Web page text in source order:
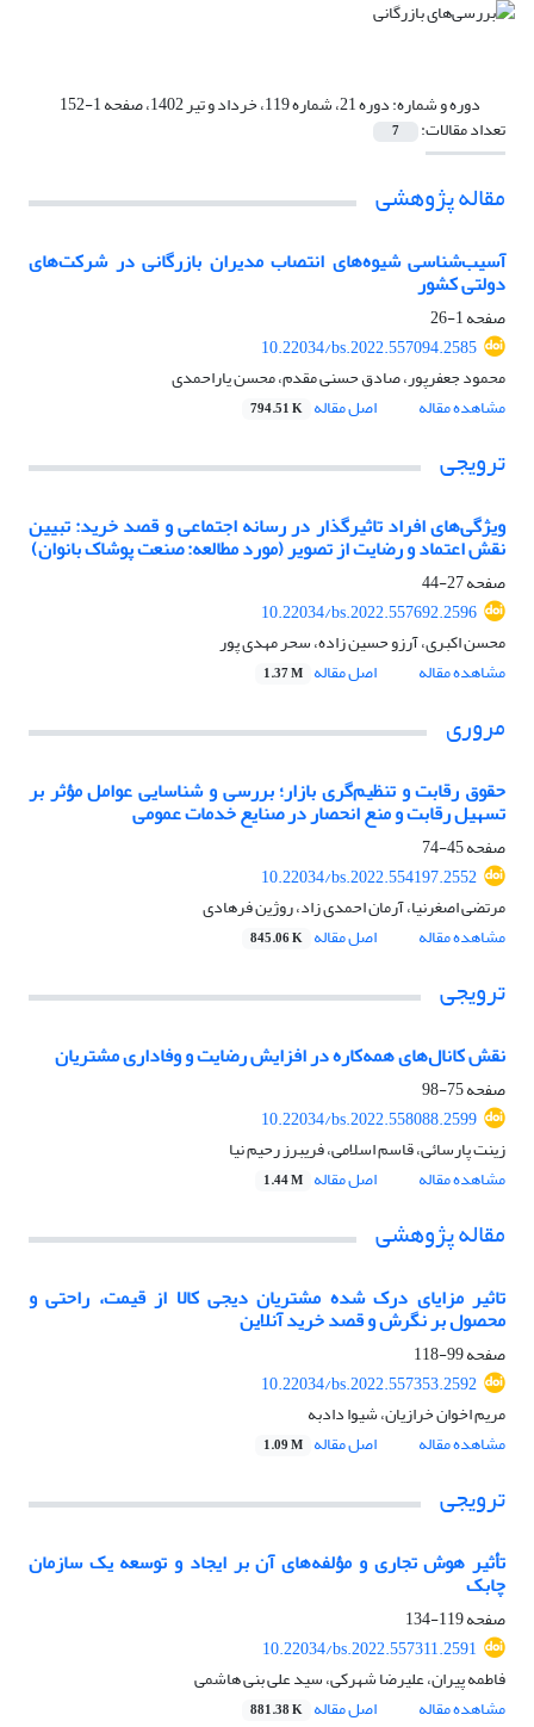
دوره و شماره:دوره 21، شماره 119، خرداد و تیر 1402، صفحه 1-152
تعداد مقالات: 7
مقاله پژوهشی
آسیب‌شناسی شیوه‌های انتصاب مدیران بازرگانی در شرکت‌های
دولتی کشور
صفحه1-26
10.22034/bs.2022.557094.2585
محمود جعفرپور، صادق حسنی مقدم، محسن یاراحمدی
مشاهده مقاله
اصل مقاله 794.51 K
ترویجی
ویژگی‌های افراد تاثیرگذار در رسانه اجتماعی و قصد خرید: تبیین
نقش اعتماد و رضایت از تصویر (مورد مطالعه: صنعت پوشاک بانوان)
صفحه27-44
10.22034/bs.2022.557692.2596
محسن اکبری، آرزو حسین زاده، سحر مهدی پور
مشاهده مقاله
اصل مقاله 1.37 M
مروری
حقوق رقابت و تنظیم‌گری بازار؛ بررسی و شناسایی عوامل مؤثر بر
تسهیل رقابت و منع انحصار در صنایع خدمات عمومی
صفحه45-74
10.22034/bs.2022.554197.2552
مرتضی اصغرنیا، آرمان احمدی زاد، روژین فرهادی
مشاهده مقاله
اصل مقاله 845.06 K
ترویجی
نقش کانال‌های همه‌کاره در افزایش رضایت و وفاداری مشتریان
صفحه75-98
10.22034/bs.2022.558088.2599
زینت پارسائی، قاسم اسلامی، فریبرز رحیم نیا
مشاهده مقاله
اصل مقاله 1.44 M
مقاله پژوهشی
تاثیر مزایای درک شده مشتریان دیجی کالا از قیمت، راحتی و
محصول بر نگرش و قصد خرید آنلاین
صفحه99-118
10.22034/bs.2022.557353.2592
مریم اخوان خرازیان، شیوا دادبه
مشاهده مقاله
اصل مقاله 1.09 M
ترویجی
تأثیر هوش تجاری و مؤلفه‌های آن بر ایجاد و توسعه یک سازمان
چابک
صفحه119-134
10.22034/bs.2022.557311.2591
فاطمه پیران، علیرضا شهرکی، سید علی بنی هاشمی
مشاهده مقاله
اصل مقاله 881.38 K